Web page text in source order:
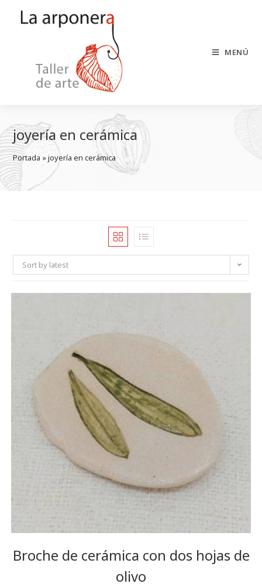
MENÚ
joyería en cerámica
Portada » joyería en cerámica
Sort by latest
Broche de cerámica con dos hojas de
olivo